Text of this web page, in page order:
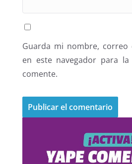
Guarda mi nombre, correo
en este navegador para
comente.